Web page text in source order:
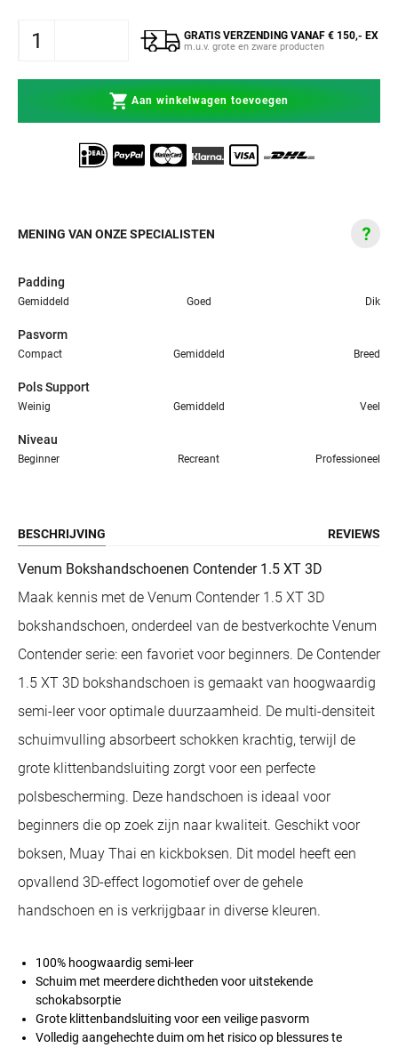
GRATIS VERZENDING VANAF € 150,- EX
m.u.v. grote en zware producten
Aan winkelwagen toevoegen
MENING VAN ONZE SPECIALISTEN
Padding
Gemiddeld Goed Dik
Pasvorm
Compact Gemiddeld Breed
Pols Support
Weinig Gemiddeld Veel
Niveau
Beginner Recreant Professioneel
BESCHRIJVING REVIEWS
Venum Bokshandschoenen Contender 1.5 XT 3D
Maak kennis met de Venum Contender 1.5 XT 3D
bokshandschoen, onderdeel van de bestverkochte Venum
Contender serie: een favoriet voor beginners. De Contender
1.5 XT 3D bokshandschoen is gemaakt van hoogwaardig
semi-leer voor optimale duurzaamheid. De multi-densiteit
schuimvulling absorbeert schokken krachtig, terwijl de
grote klittenbandsluiting zorgt voor een perfecte
polsbescherming. Deze handschoen is ideaal voor
beginners die op zoek zijn naar kwaliteit. Geschikt voor
boksen, Muay Thai en kickboksen. Dit model heeft een
opvallend 3D-effect logomotief over de gehele
handschoen en is verkrijgbaar in diverse kleuren.
100% hoogwaardig semi-leer
Schuim met meerdere dichtheden voor uitstekende
schokabsorptie
Grote klittenbandsluiting voor een veilige pasvorm
Volledig aangehechte duim om het risico op blessures te